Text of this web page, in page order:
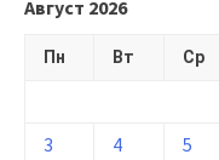
Август 2026
Пн Вт Ср
3
4 5